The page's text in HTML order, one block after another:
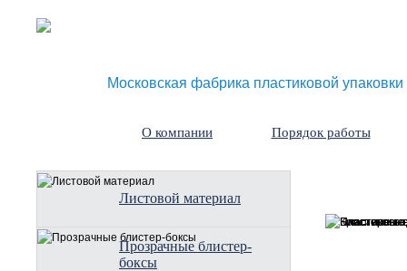
Московская фабрика пластиковой упаковки
О компании Порядок работы
Листовой материал
Прозрачные блистер-
боксы